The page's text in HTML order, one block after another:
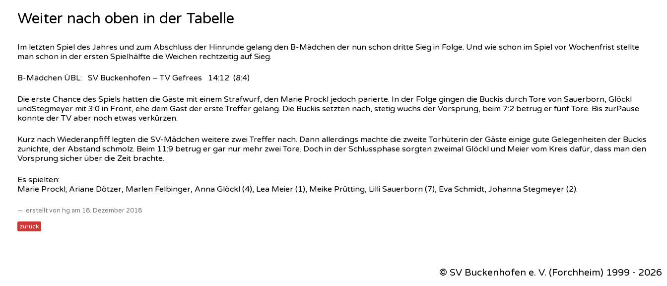
Weiter nach oben in der Tabelle
Im letzten Spiel des Jahres und zum Abschluss der Hinrunde gelang den B-Mädchen der nun schon dritte Sieg in Folge. Und wie schon im Spiel vor Wochenfrist stellte
man schon in der ersten Spielhälfte die Weichen rechtzeitig auf Sieg.
B-Mädchen ÜBL: SV Buckenhofen – TV Gefrees 14:12 (8:4)
Die erste Chance des Spiels hatten die Gäste mit einem Strafwurf, den Marie Prockl jedoch parierte. In der Folge gingen die Buckis durch Tore von Sauerborn, Glöckl
undStegmeyer mit 3:0 in Front, ehe dem Gast der erste Treffer gelang. Die Buckis setzten nach, stetig wuchs der Vorsprung, beim 7:2 betrug er fünf Tore. Bis zurPause
konnte der TV aber noch etwas verkürzen.
Kurz nach Wiederanpfiff legten die SV-Mädchen weitere zwei Treffer nach. Dann allerdings machte die zweite Torhüterin der Gäste einige gute Gelegenheiten der Buckis
zunichte, der Abstand schmolz. Beim 11:9 betrug er gar nur mehr zwei Tore. Doch in der Schlussphase sorgten zweimal Glöckl und Meier vom Kreis dafür, dass man den
Vorsprung sicher über die Zeit brachte.
Es spielten:
Marie Prockl; Ariane Dötzer, Marlen Felbinger, Anna Glöckl (4), Lea Meier (1), Meike Prütting, Lilli Sauerborn (7), Eva Schmidt, Johanna Stegmeyer (2).
erstellt von hg am 18. Dezember 2018
zurück
© SV Buckenhofen e. V. (Forchheim) 1999 - 2026